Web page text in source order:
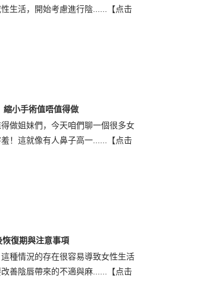
生活，開始考慮進行陰...... 【点击
縮小手術值唔值得做
做姐妹們，今天咱們聊一個很多女
！這就像有人鼻子高一...... 【点击
復期與注意事項
種情況的存在很容易導致女性生活
善陰唇帶來的不適與麻...... 【点击